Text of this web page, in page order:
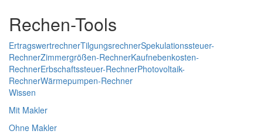
Rechen-Tools
ErtragswertrechnerTilgungsrechnerSpekulationssteuer-
RechnerZimmergrößen-RechnerKaufnebenkosten-
RechnerErbschaftssteuer-RechnerPhotovoltaik-
RechnerWärmepumpen-Rechner
Wissen
Mit Makler
Ohne Makler